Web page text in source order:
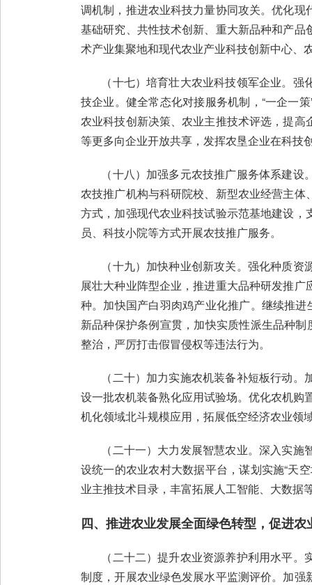
调机制，推进农业科技力量协同攻关。优化
基础研究、共性技术创新、重大新品种和产
术产业集聚地和现代农业产业科技创新中心、
（十七）培育壮大农业科技领军企业。强
技企业。健全常态化对接服务机制，“一企一
农业科技创新决策、农业主推技术评选，提
等更多向企业开放共享，发挥农垦企业在科技
（十八）加强多元农技推广服务体系建设
农技推广机构与科研院校、新型农业经营主
方式，加强现代农业科技试验示范基地建设
员、科技小院等方式开展农技推广服务。
（十九）加快种业创新攻关。强化种质资
展壮大种业阵型企业，推进重大品种研发推
种。加快国产白羽肉鸡产业化推广。继续推
新品种保护条例宣贯，加快实质性派生品种
整治，严厉打击假冒侵权等违法行为。
（二十）加力实施农机装备补短板行动。
设一批农机装备熟化应用试验场。优化农机购
机化领域北斗规模应用，拓展低空经济农业领
（二十一）大力发展智慧农业。深入实施
设统一的农业农村大数据平台，谋划实施“天
业主推技术目录，丰富拓展人工智能、大数
四、推进农业发展全面绿色转型，促进农
（二十二）提升农业资源养护利用水平。
制度，开展农业绿色发展水平监测评价。加